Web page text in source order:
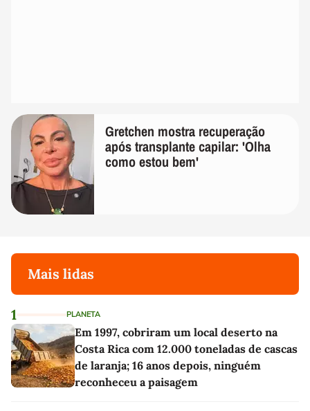
Gretchen mostra recuperação
após transplante capilar: 'Olha
como estou bem'
Mais lidas
1 PLANETA
Em 1997, cobriram um local deserto na
Costa Rica com 12.000 toneladas de cascas
de laranja; 16 anos depois, ninguém
reconheceu a paisagem